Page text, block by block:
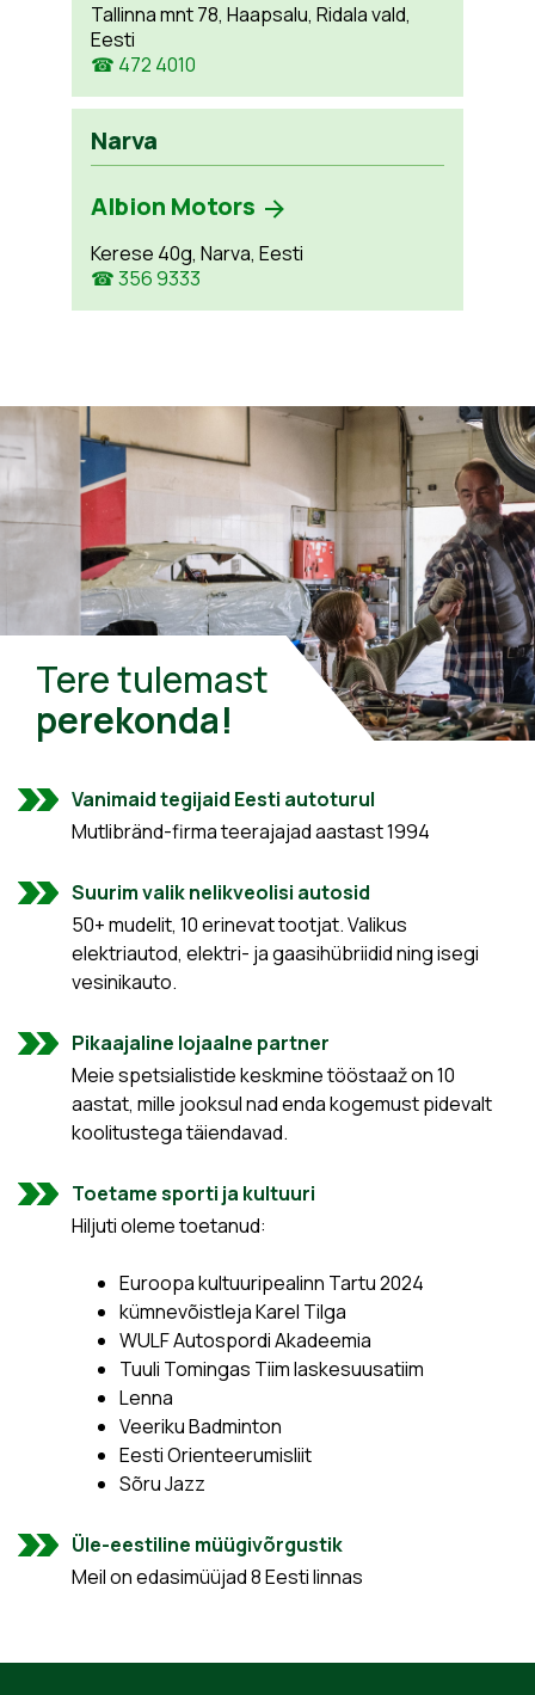
Tallinna mnt 78, Haapsalu, Ridala vald,
Eesti
☎ 472 4010
Narva
Albion Motors
Kerese 40g, Narva, Eesti
☎ 356 9333
Tere tulemast
perekonda!
Vanimaid tegijaid Eesti autoturul
Mutlibränd-firma teerajajad aastast 1994
Suurim valik nelikveolisi autosid
50+ mudelit, 10 erinevat tootjat. Valikus
elektriautod, elektri- ja gaasihübriidid ning isegi
vesinikauto.
Pikaajaline lojaalne partner
Meie spetsialistide keskmine tööstaaž on 10
aastat, mille jooksul nad enda kogemust pidevalt
koolitustega täiendavad.
Toetame sporti ja kultuuri
Hiljuti oleme toetanud:
Euroopa kultuuripealinn Tartu 2024
kümnevõistleja Karel Tilga
WULF Autospordi Akadeemia
Tuuli Tomingas Tiim laskesuusatiim
Lenna
Veeriku Badminton
Eesti Orienteerumisliit
Sõru Jazz
Üle-eestiline müügivõrgustik
Meil on edasimüüjad 8 Eesti linnas